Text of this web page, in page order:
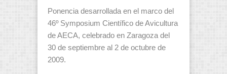
Ponencia desarrollada en el marco del
46º Symposium Científico de Avicultura
de AECA, celebrado en Zaragoza del
30 de septiembre al 2 de octubre de
2009.